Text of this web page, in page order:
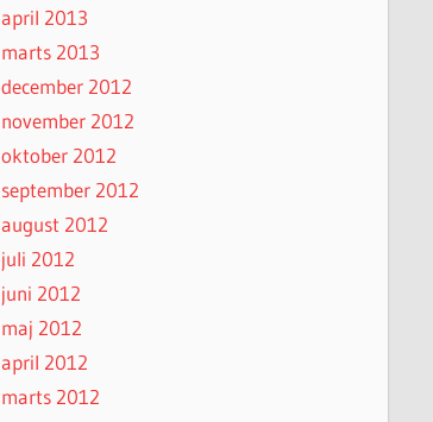
april 2013
marts 2013
december 2012
november 2012
oktober 2012
september 2012
august 2012
juli 2012
juni 2012
maj 2012
april 2012
marts 2012